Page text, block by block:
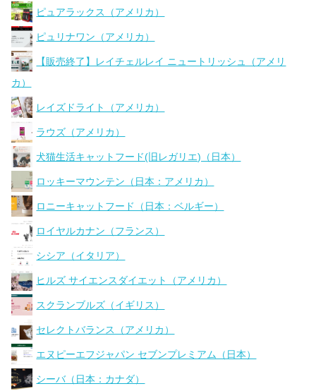
ピュアラックス（アメリカ）
ピュリナワン（アメリカ）
【販売終了】レイチェルレイ ニュートリッシュ（アメリ
カ）
レイズドライト（アメリカ）
ラウズ（アメリカ）
犬猫生活キャットフード(旧レガリエ)（日本）
ロッキーマウンテン（日本：アメリカ）
ロニーキャットフード（日本：ベルギー）
ロイヤルカナン（フランス）
シシア（イタリア）
ヒルズ サイエンスダイエット（アメリカ）
スクランブルズ（イギリス）
セレクトバランス（アメリカ）
エヌピーエフジャパン セブンプレミアム（日本）
シーバ（日本：カナダ）